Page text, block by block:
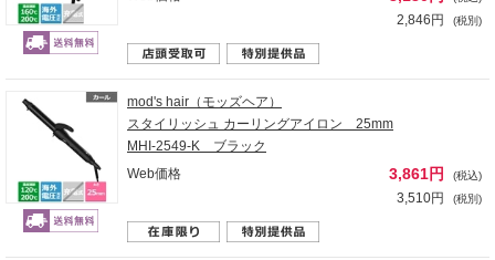
2,846円 (税別)
mod's hair（モッズヘア）
スタイリッシュ カーリングアイロン 25mm
MHI-2549-K ブラック
Web価格
3,861円 (税込)
3,510円 (税別)